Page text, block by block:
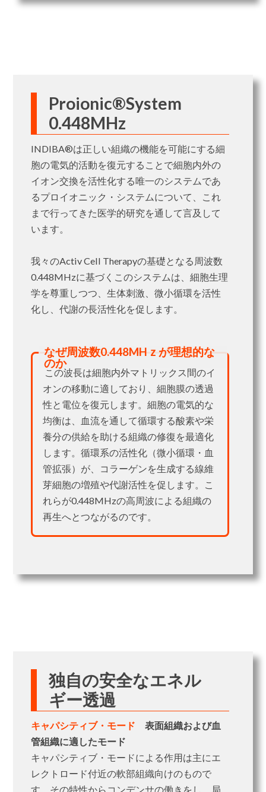
Proionic®System
0.448MHz
INDIBA®は正しい組織の機能を可能にする細
胞の電気的活動を復元することで細胞内外の
イオン交換を活性化する唯一のシステムであ
るプロイオニック・システムについて、これ
まで行ってきた医学的研究を通して言及して
います。
我々のActiv Cell Therapyの基礎となる周波数
0.448MHzに基づくこのシステムは、細胞生理
学を尊重しつつ、生体刺激、微小循環を活性
化し、代謝の長活性化を促します。
なぜ周波数0.448MHｚが理想的な
のか
この波長は細胞内外マトリックス間のイ
オンの移動に適しており、細胞膜の透過
性と電位を復元します。細胞の電気的な
均衡は、血流を通して循環する酸素や栄
養分の供給を助ける組織の修復を最適化
します。循環系の活性化（微小循環・血
管拡張）が、コラーゲンを生成する線維
芽細胞の増殖や代謝活性を促します。こ
れらが0.448MHzの高周波による組織の
再生へとつながるのです。
独自の安全なエネル
ギー透過
キャパシティブ・モード 表面組織および血
管組織に適したモード
キャパシティブ・モードによる作用は主にエ
レクトロード付近の軟部組織向けのもので
す。その特性からコンデンサの働きをし、局